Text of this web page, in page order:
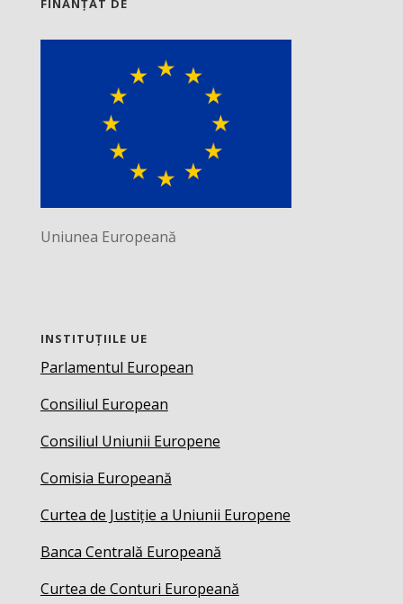
FINANȚAT DE
Uniunea Europeană
INSTITUȚIILE UE
Parlamentul European
Consiliul European
Consiliul Uniunii Europene
Comisia Europeană
Curtea de Justiție a Uniunii Europene
Banca Centrală Europeană
Curtea de Conturi Europeană